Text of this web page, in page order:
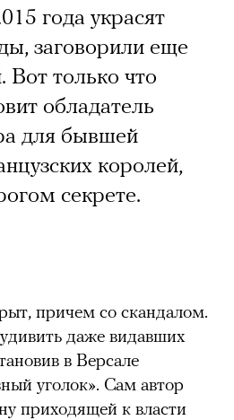
года украсят
заговорили еще
только что
обладатель
для бывшей
королей,
секрете.
причем со скандалом.
даже видавших
в Версале
уголок». Сам автор
приходящей к власти